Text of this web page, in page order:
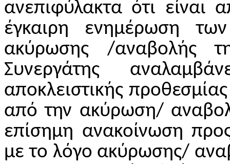
ανεπιφύλακτα ότι είναι
έγκαιρη ενημέρωση
ακύρωσης /αναβολής
Συνεργάτης
αποκλειστικής
από την ακύρωση/
επίσημη ανακοίνωση
με το λόγο ακύρωσης/